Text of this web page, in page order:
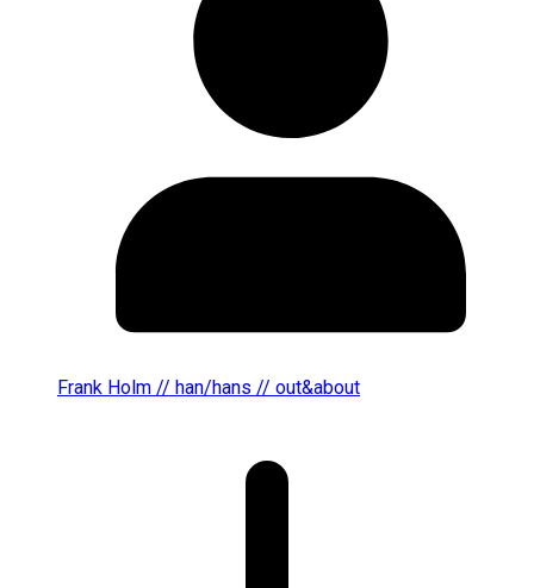
Frank Holm // han/hans // out&about